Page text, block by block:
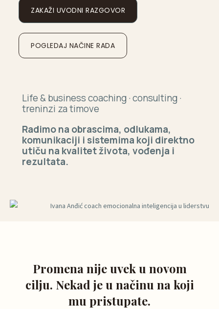
ZAKAŽI UVODNI RAZGOVOR
POGLEDAJ NAČINE RADA
Life & business coaching · consulting ·
treninzi za timove
Radimo na obrascima, odlukama,
komunikaciji i sistemima koji direktno
utiču na kvalitet života, vođenja i
rezultata.
Promena nije uvek u novom
cilju. Nekad je u načinu na koji
mu pristupate.